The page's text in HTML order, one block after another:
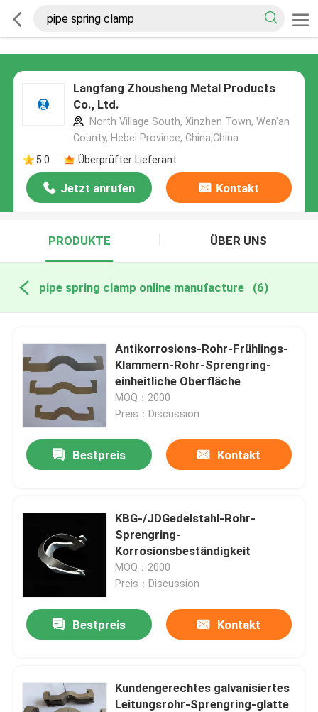
Langfang Zhousheng Metal Products
Co., Ltd.
North Village South, Xinzhen Town, Wen'an
County, Hebei Province, China,China
5.0
Überprüfter Lieferant
Jetzt anrufen Kontakt
PRODUKTE ÜBER UNS
pipe spring clamp online manufacture (6)
Antikorrosions-Rohr-Frühlings-
Klammern-Rohr-Sprengring-
einheitliche Oberfläche
MOQ：2000
Preis：Discussion
Bestpreis Kontakt
KBG-/JDGedelstahl-Rohr-
Sprengring-
Korrosionsbeständigkeit
MOQ：2000
Preis：Discussion
Bestpreis Kontakt
Kundengerechtes galvanisiertes
Leitungsrohr-Sprengring-glatte